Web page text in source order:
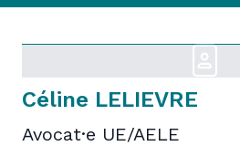
Céline LELIEVRE
Avocat·e UE/AELE